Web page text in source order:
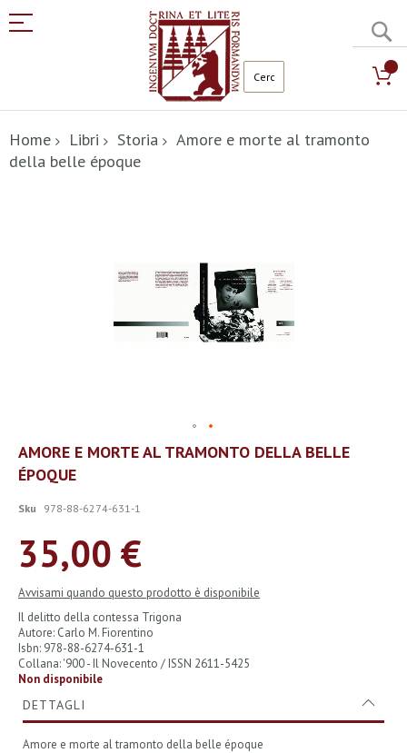
al
contenuto
Home Libri Storia
Amore e morte al tramonto
della belle époque
Vai
all'inizio
della
di
AMORE E MORTE AL TRAMONTO DELLA BELLE
ÉPOQUE
Sku 978-88-6274-631-1
35,00 €
Avvisami quando questo prodotto è disponibile
Il delitto della contessa Trigona
Autore: Carlo M. Fiorentino
Isbn: 978-88-6274-631-1
Collana: '900 - Il Novecento / ISSN 2611-5425
Non disponibile
DETTAGLI
Amore e morte al tramonto della belle époque